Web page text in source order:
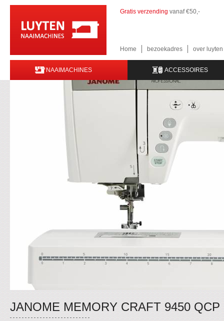
Gratis verzending vanaf €50,-
Home bezoekadres over
NAAIMACHINES ACCESSOIRES
JANOME MEMORY CRAFT 9450 QCP